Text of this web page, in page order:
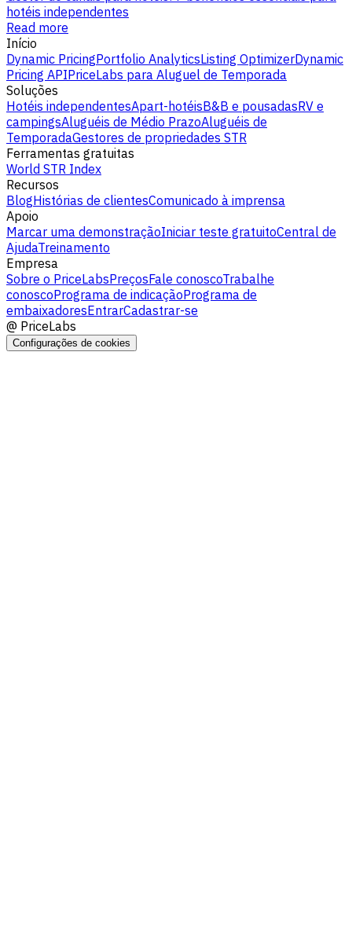
hotéis independentes
Read more
Início
Dynamic PricingPortfolio AnalyticsListing OptimizerDynamic
Pricing APIPriceLabs para Aluguel de Temporada
Soluções
Hotéis independentesApart-hotéisB&B e pousadasRV e
campingsAluguéis de Médio PrazoAluguéis de
TemporadaGestores de propriedades STR
Ferramentas gratuitas
World STR Index
Recursos
BlogHistórias de clientesComunicado à imprensa
Apoio
Marcar uma demonstraçãoIniciar teste gratuitoCentral de
AjudaTreinamento
Empresa
Sobre o PriceLabsPreçosFale conoscoTrabalhe
conoscoPrograma de indicaçãoPrograma de
embaixadoresEntrarCadastrar-se
@ PriceLabs
Configurações de cookies